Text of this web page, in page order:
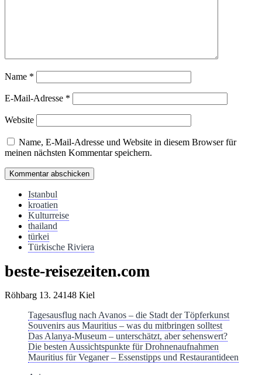
Name *
E-Mail-Adresse *
Website
Name, E-Mail-Adresse und Website in diesem Browser für
meinen nächsten Kommentar speichern.
Istanbul
kroatien
Kulturreise
thailand
türkei
Türkische Riviera
beste-reisezeiten.com
Röhbarg 13. 24148 Kiel
Tagesausflug nach Avanos – die Stadt der Töpferkunst
Souvenirs aus Mauritius – was du mitbringen solltest
Das Alanya-Museum – unterschätzt, aber sehenswert?
Die besten Aussichtspunkte für Drohnenaufnahmen
Mauritius für Veganer – Essenstipps und Restaurantideen